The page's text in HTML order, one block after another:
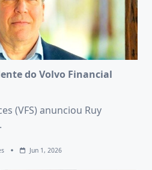
do Volvo Financial
(VFS) anunciou Ruy
Jun 1, 2026